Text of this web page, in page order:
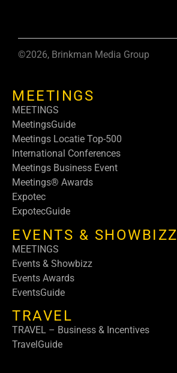
©2026, Brinkman Media Group
MEETINGS
MEETINGS
MeetingsGuide
Meetings Locatie Top-500
International Conferences
Meetings Business Event
Meetings® Awards
Expotec
ExpotecGuide
EVENTS & SHOWBIZZ
MEETINGS
Events & Showbizz
Events Awards
EventsGuide
TRAVEL
TRAVEL – Business & Incentives
TravelGuide